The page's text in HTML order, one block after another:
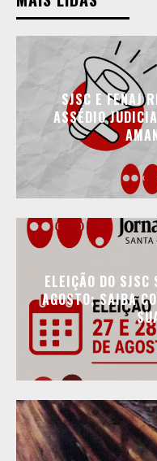
SJSC E FENAJ
ASSÉDIO
ELEIÇÃO DO
AGOSTO; SAIBA